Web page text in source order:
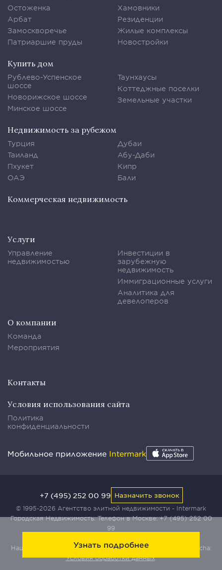
Узнать подробнее
Остоженка
Арбат
Замоскворечье
Патриаршие пруды
Хамовники
Резиденции
Жилые комплексы
Новостройки
Купить дом
Рублево-Успенское
шоссе
Новорижское шоссе
Минское шоссе
Таунхаусы
Коттеджные поселки
Земельные участки
Недвижимость за рубежом
Турция
Таиланд
Пхукет
ОАЭ
Дубаи
Абу-Даби
Кипр
Бали
Коммерческая недвижимость
Услуги
Управление
недвижимостью
Инвестиции в
зарубежную
недвижимость
Иммиграционные услуги
Аналитика для
девелоперов
О компании
Команда
Мероприятия
Контакты
Условия использования сайта
Политика
конфиденциальности
Мобильное приложение Intermark
© 1995-2026 Агентство элитной недвижимости - Intermark
Городская Недвижимость. Телефон в Москве:+7 (495) 252 00
99
Наш сайт защищен с помощью сервиса Yandex SmartCaptcha:
Условия обработки данных.
+7 (495) 252 00 99 Назначить звонок